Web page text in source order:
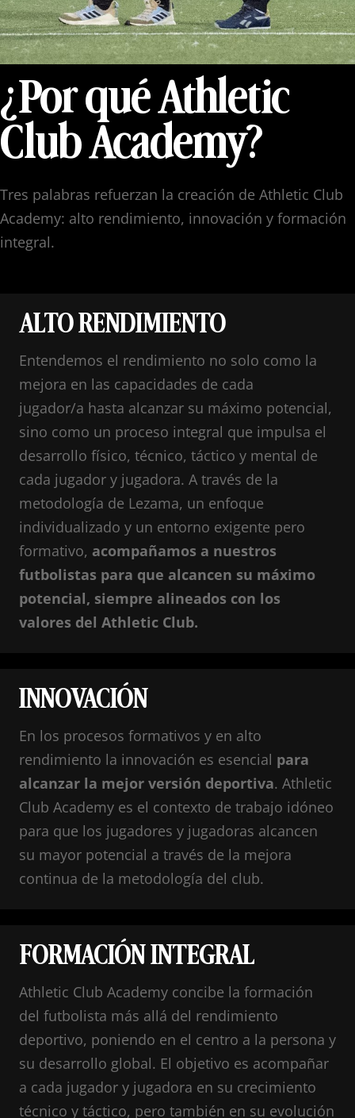
¿Por qué Athletic
Club Academy?
Tres palabras refuerzan la creación de Athletic Club
Academy: alto rendimiento, innovación y formación
integral.
ALTO RENDIMIENTO
Entendemos el rendimiento no solo como la
mejora en las capacidades de cada
jugador/a hasta alcanzar su máximo potencial,
sino como un proceso integral que impulsa el
desarrollo físico, técnico, táctico y mental de
cada jugador y jugadora. A través de la
metodología de Lezama, un enfoque
individualizado y un entorno exigente pero
formativo, acompañamos a nuestros
futbolistas para que alcancen su máximo
potencial, siempre alineados con los
valores del Athletic Club.
INNOVACIÓN
En los procesos formativos y en alto
rendimiento la innovación es esencial para
alcanzar la mejor versión deportiva. Athletic
Club Academy es el contexto de trabajo idóneo
para que los jugadores y jugadoras alcancen
su mayor potencial a través de la mejora
continua de la metodología del club.
FORMACIÓN INTEGRAL
Athletic Club Academy concibe la formación
del futbolista más allá del rendimiento
deportivo, poniendo en el centro a la persona y
su desarrollo global. El objetivo es acompañar
a cada jugador y jugadora en su crecimiento
técnico y táctico, pero también en su evolución